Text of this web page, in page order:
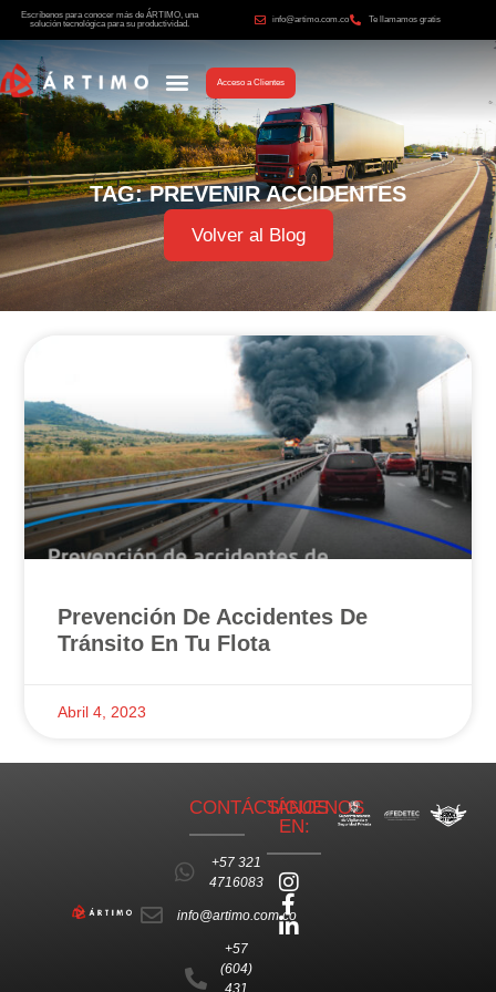
Escríbenos para conocer más de ÁRTIMO, una
solución tecnológica para su productividad.
info@artimo.com.co Te llamamos gratis
Acceso a Clientes
TAG: PREVENIR ACCIDENTES
Volver al Blog
Prevención De Accidentes De
Tránsito En Tu Flota
Abril 4, 2023
CONTÁCTANOS
+57 321
4716083
info@artimo.com.co
+57
(604)
SÍGUENOS
EN: